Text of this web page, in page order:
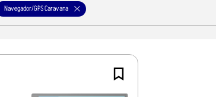
Navegador/GPS Caravana